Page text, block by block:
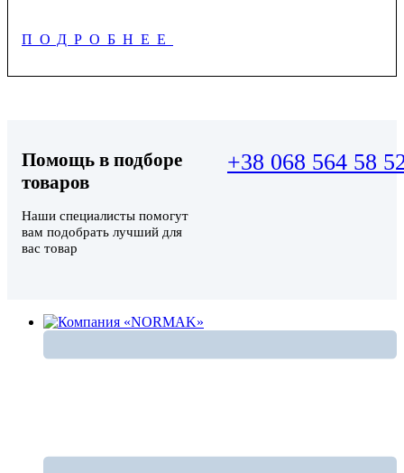
ПОДРОБНЕЕ
Помощь в подборе
товаров
Наши специалисты помогут
вам подобрать лучший для
вас товар
+38 068 564 58